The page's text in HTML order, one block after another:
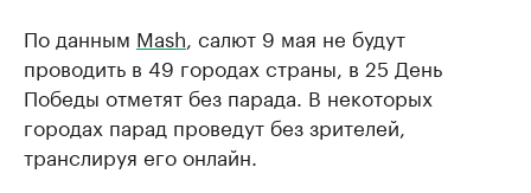
По данным Mash , салют 9 мая не будут
проводить в 49 городах страны, в 25 День
Победы отметят без парада. В некоторых
городах парад проведут без зрителей,
транслируя его онлайн.